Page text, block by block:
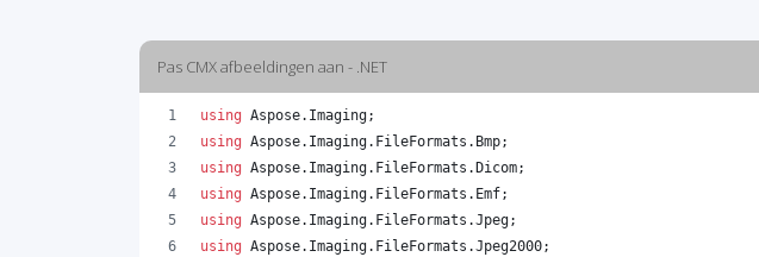
Pas CMX afbeeldingen aan - .NET
using Aspose. Imaging;
using Aspose. Imaging. FileFormats . Bmp;
using Aspose. Imaging. FileFormats . Dicom;
using Aspose. Imaging. FileFormats . Emf;
using Aspose. Imaging. FileFormats .Jpeg;
using Aspose. Imaging. FileFormats .Jpeg2000;